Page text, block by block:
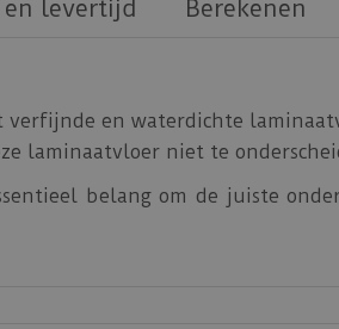
en levertijd Berekenen
verfijnde en waterdichte
laminaatvloer niet te
belang om de juiste
isolatie en dempt het